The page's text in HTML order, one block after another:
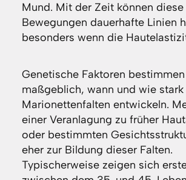
Mund. Mit der Zeit können diese
Bewegungen dauerhafte Linien
besonders wenn die
Genetische Faktoren bestimmen
maßgeblich, wann und wie stark
Marionettenfalten entwickeln.
einer Veranlagung zu früher
oder bestimmten
eher zur Bildung dieser Falten.
Typischerweise zeigen sich